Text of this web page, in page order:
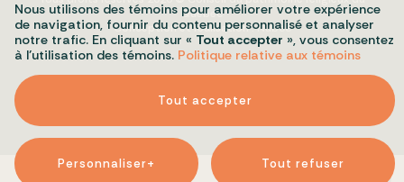
Québec
Conception et réalisation :Nubee
Nous utilisons des témoins pour améliorer votre expérience
de navigation, fournir du contenu personnalisé et analyser
notre trafic. En cliquant sur « Tout accepter », vous consentez
à l’utilisation des témoins. Politique relative aux témoins
Personnaliser+ Tout refuser
Tout accepter